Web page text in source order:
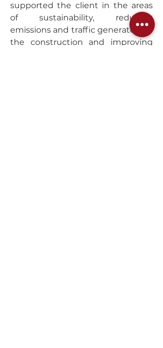
supported the client in the areas
of sustainability, reducing
emissions and traffic generated by
the construction and improving